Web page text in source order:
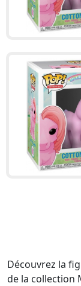
Découvrez la
de la collection